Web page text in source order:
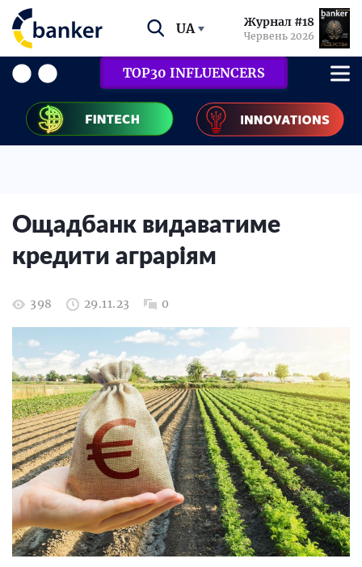
UA Журнал #18
Червень 2026
TOP30 INFLUENCERS
Ощадбанк видаватиме
кредити аграріям
398 29.11.23 0